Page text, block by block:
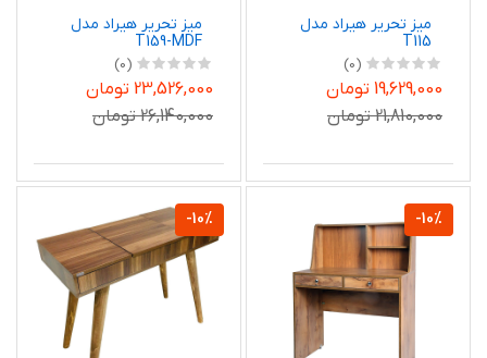
میز تحریر هیراد مدل
T115
(0)
19,629,000 تومان
21,810,000 تومان
میز تحریر هیراد مدل
T159-MDF
(0)
23,526,000 تومان
26,140,000 تومان
-10%
-10%